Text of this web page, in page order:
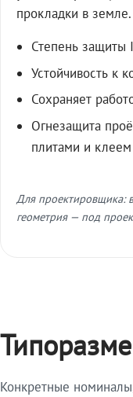
прокладки в
Степень защиты
Устойчивость к
Сохраняет
Огнезащита
плитами и
Для проектировщика:
геометрия — под
Конкретные